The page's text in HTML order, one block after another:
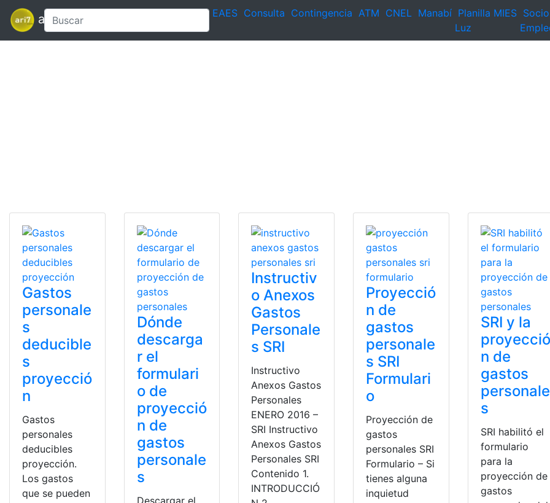
ari7 EAES Consulta Contingencia ATM CNEL Manabí Planilla
Luz
MIES Socio
Gastos
personale
s
deducible
s
proyecció
n
Gastos
personales
deducibles
proyección.
Los gastos
que se pueden
Dónde
descarga
r el
formulari
o de
proyecció
n de
gastos
personale
s
Descargar el
Instructiv
o Anexos
Gastos
Personale
s SRI
Instructivo
Anexos Gastos
Personales
ENERO 2016 –
SRI Instructivo
Anexos Gastos
Personales SRI
Contenido 1.
INTRODUCCIÓ
Proyecció
n de
gastos
personale
s SRI
Formulari
o
Proyección de
gastos
personales SRI
Formulario – Si
tienes alguna
inquietud
SRI y la
proyecció
n de
gastos
personale
s
SRI habilitó el
formulario
para la
proyección de
gastos